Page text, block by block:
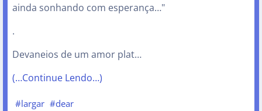
ainda sonhando com esperança…"
.
Devaneios de um amor plat…
(…Continue Lendo…)
#largar #dear